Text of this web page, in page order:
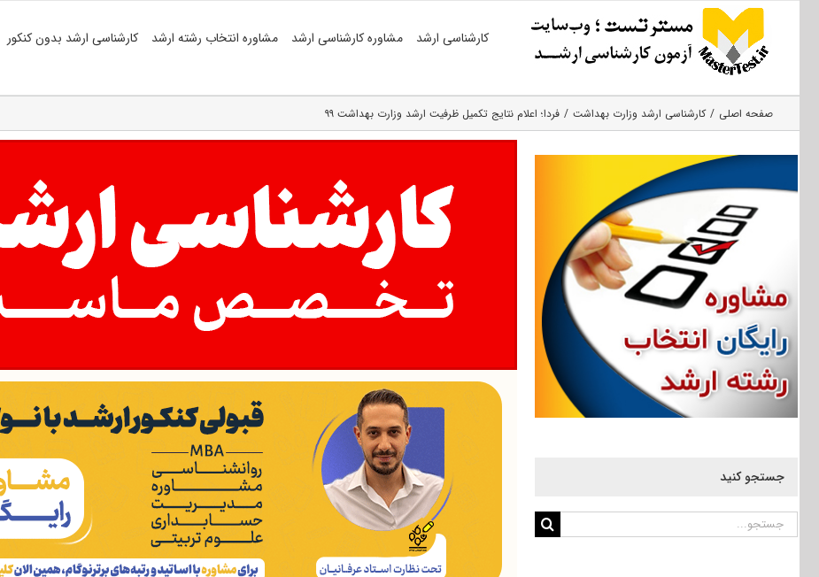
کارشناسی ارشد مشاوره کارشناسی ارشد مشاوره انتخاب رشته ارشد کارشناسی ارشد بدون کنکور
صفحه اصلی کارشناسی ارشد وزارت بهداشت فردا؛ اعلام نتایج تکمیل ظرفیت ارشد وزارت بهداشت ۹۹
جستجو کنید
جستجو